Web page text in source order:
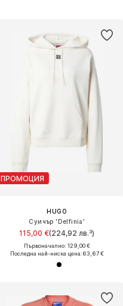
ПРОМОЦИЯ
HUGO
Суичър 'Delfinia'
115,00 €(224,92 лв.³)
Първоначално: 129,00 €
Последна най-ниска цена:63,67 €